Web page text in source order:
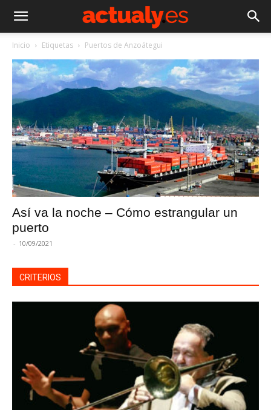
Inicio Etiquetas Puertos de Anzoátegui
Así va la noche – Cómo estrangular un
puerto
- 10/09/2021
CRITERIOS